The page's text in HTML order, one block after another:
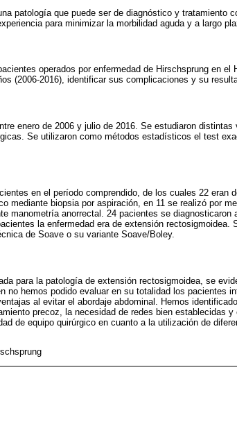
patología que puede ser de diagnóstico y tratamiento
para minimizar la morbilidad aguda y a largo
operados por enfermedad de Hirschsprung en el
(2006-2016), identificar sus complicaciones y su
enero de 2006 y julio de 2016. Se estudiaron
Se utilizaron como métodos estadísticos el test
en el período comprendido, de los cuales 22 eran
mediante biopsia por aspiración, en 11 se realizó por
manometría anorrectal. 24 pacientes se diagnosticaron
la enfermedad era de extensión rectosigmoidea.
de Soave o su variante Soave/Boley.
para la patología de extensión rectosigmoidea, se
no hemos podido evaluar en su totalidad los pacientes
al evitar el abordaje abdominal. Hemos
precoz, la necesidad de redes bien establecidas
de equipo quirúrgico en cuanto a la utilización de